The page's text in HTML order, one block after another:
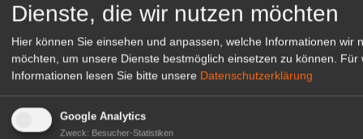
(m/w/d)
zur Stellenanzeige
Dienste, die wir nutzen möchten
Hier können Sie einsehen und anpassen, welche Informationen wir
möchten, um unsere Dienste bestmöglich einsetzen zu können.
Für
Informationen lesen Sie bitte unsere Datenschutzerklärung
Google Analytics
Zweck: Besucher-Statistiken